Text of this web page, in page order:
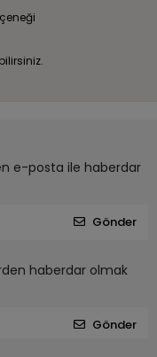
e-posta ile haberdar
Gönder
haberdar olmak
Gönder